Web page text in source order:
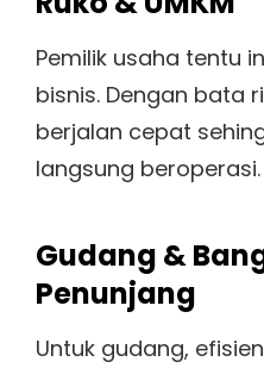
Pemilik usaha tentu
bisnis. Dengan bata
berjalan cepat
langsung beroperasi.
Gudang &
Penunjang
Untuk gudang,